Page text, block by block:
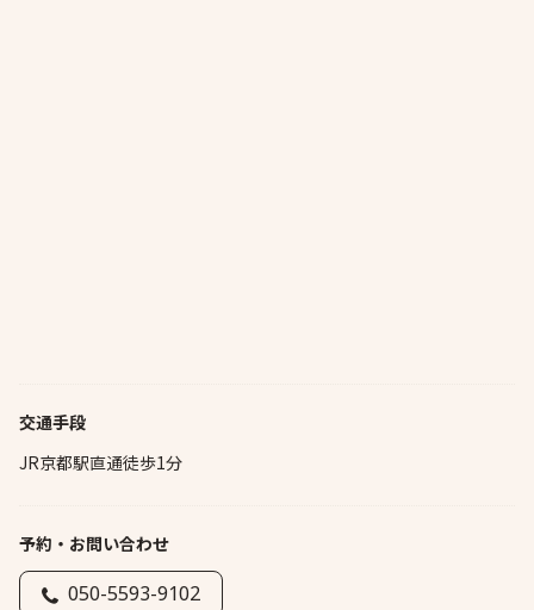
交通手段
JR京都駅直通徒歩1分
予約・お問い合わせ
050-5593-9102